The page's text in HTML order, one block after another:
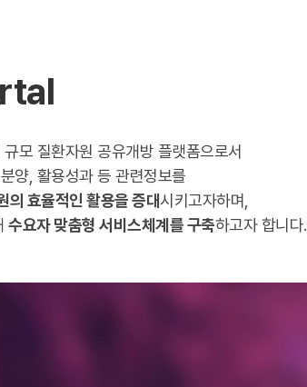
모 질환자원 공유개방 플랫폼으로서
양, 활용성과 등 관련정보를
의 효율적인 활용을 증대시키고자하며,
수요자 맞춤형 서비스체계를 구축하고자 합니다.